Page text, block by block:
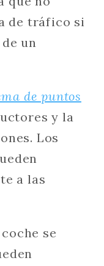
de tráfico si
un
de puntos
y la
Los
a las
se